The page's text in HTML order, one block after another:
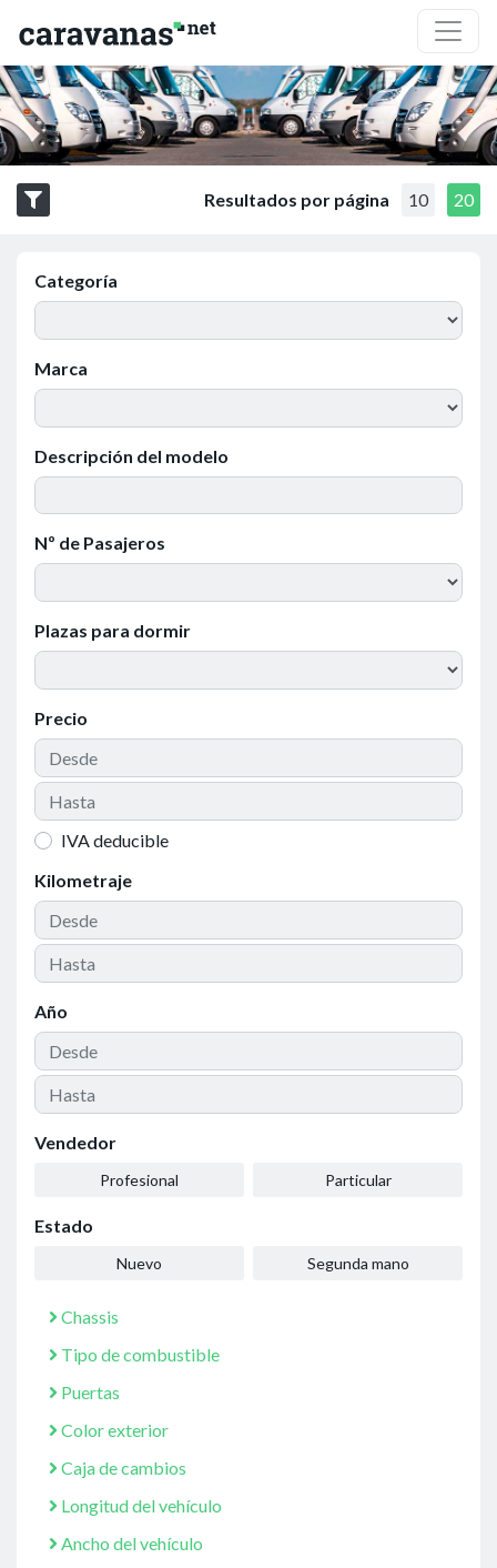
Resultados por página 10 20
Categoría
Marca
Descripción del modelo
Nº de Pasajeros
Plazas para dormir
Precio
IVA deducible
Kilometraje
Año
Vendedor
Profesional Particular
Estado
Nuevo Segunda mano
Chassis
Tipo de combustible
Puertas
Color exterior
Caja de cambios
Longitud del vehículo
Ancho del vehículo